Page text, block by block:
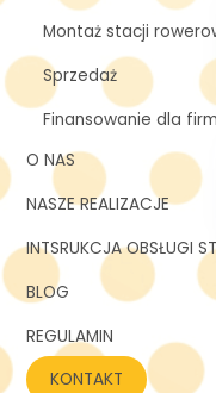
Montaż stacji
Sprzedaż
Finansowanie dla firm
O NAS
NASZE REALIZACJE
INTSRUKCJA OBSŁUGI
BLOG
REGULAMIN
KONTAKT